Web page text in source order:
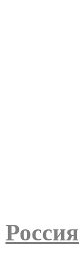
Россия